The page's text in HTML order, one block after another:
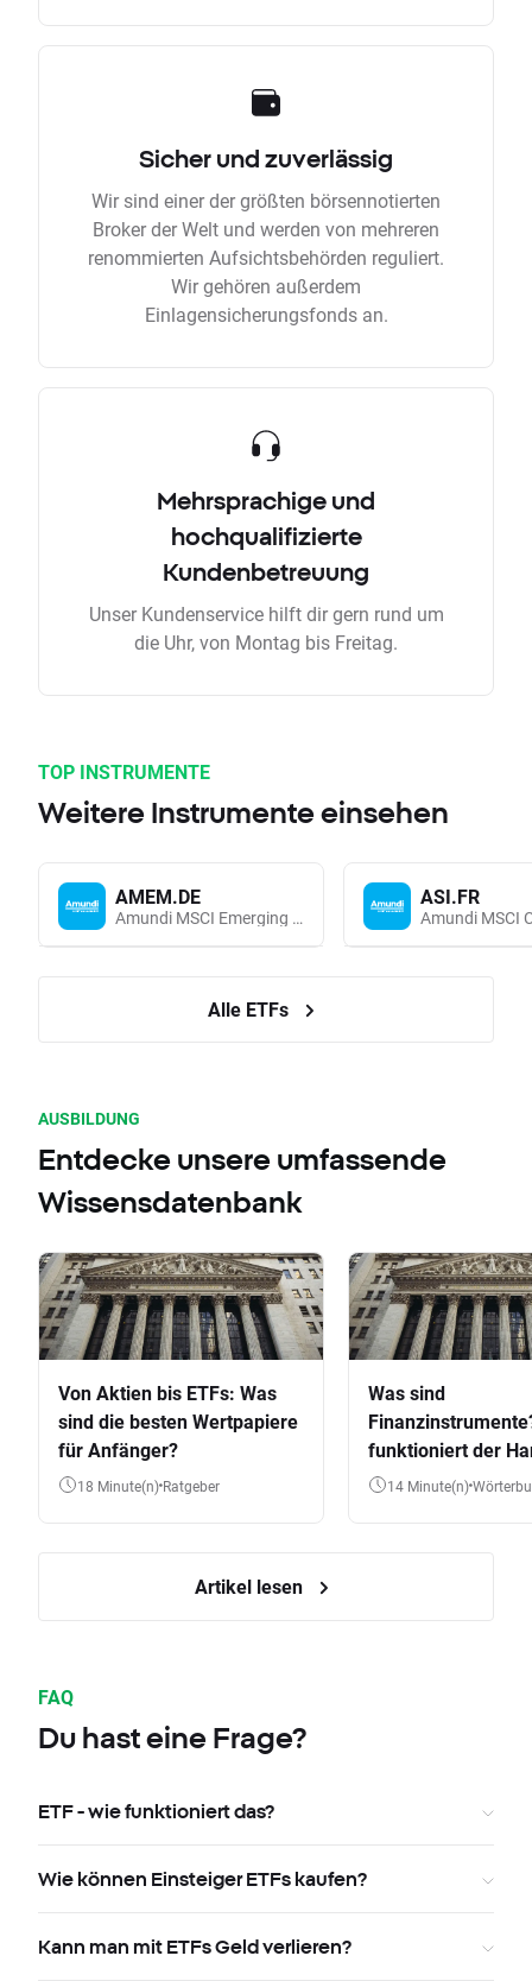
Sicher und zuverlässig
Wir sind einer der größten börsennotierten
Broker der Welt und werden von mehreren
renommierten Aufsichtsbehörden reguliert.
Wir gehören außerdem
Einlagensicherungsfonds an.
Mehrsprachige und
hochqualifizierte
Kundenbetreuung
Unser Kundenservice hilft dir gern rund um
die Uhr, von Montag bis Freitag.
TOP INSTRUMENTE
Weitere Instrumente einsehen
AMEM.DE
Amundi MSCI Emerging Markets UCITS (Acc EUR)
ASI.FR
Alle ETFs
AUSBILDUNG
Entdecke unsere umfassende
Wissensdatenbank
Von Aktien bis ETFs: Was
sind die besten Wertpapiere
für Anfänger?
18 Minute(n) Ratgeber
Was sind
funktioniert der
Aktien, ETFs & Co.
14 Minute(n)
Artikel lesen
FAQ
Du hast eine Frage?
ETF - wie funktioniert das?
Wie können Einsteiger ETFs kaufen?
Kann man mit ETFs Geld verlieren?